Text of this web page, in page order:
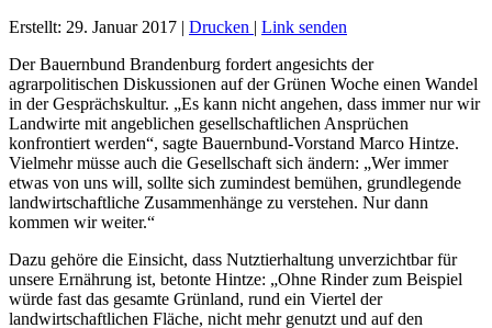
Erstellt: 29. Januar 2017 | Drucken | Link senden
Der Bauernbund Brandenburg fordert angesichts der
agrarpolitischen Diskussionen auf der Grünen Woche einen Wandel
in der Gesprächskultur. „Es kann nicht angehen, dass immer nur wir
Landwirte mit angeblichen gesellschaftlichen Ansprüchen
konfrontiert werden“, sagte Bauernbund-Vorstand Marco Hintze.
Vielmehr müsse auch die Gesellschaft sich ändern: „Wer immer
etwas von uns will, sollte sich zumindest bemühen, grundlegende
landwirtschaftliche Zusammenhänge zu verstehen. Nur dann
kommen wir weiter.“
Dazu gehöre die Einsicht, dass Nutztierhaltung unverzichtbar für
unsere Ernährung ist, betonte Hintze: „Ohne Rinder zum Beispiel
würde fast das gesamte Grünland, rund ein Viertel der
landwirtschaftlichen Fläche, nicht mehr genutzt und auf den